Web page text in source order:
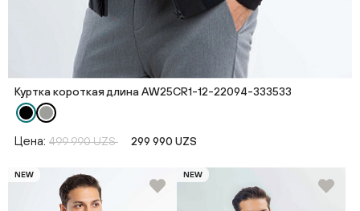
Куртка короткая длина AW25CR1-12-22094-333533
Цена: 499 990 UZS 299 990 UZS
NEW NEW